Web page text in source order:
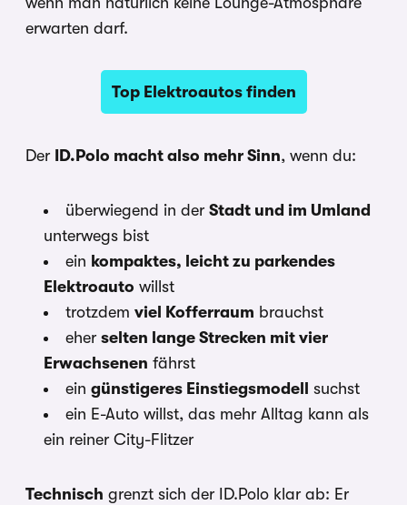
erwarten darf.
Top Elektroautos finden
Der ID.Polo macht also mehr Sinn, wenn du:
überwiegend in der Stadt und im Umland
unterwegs bist
ein kompaktes, leicht zu parkendes
Elektroauto willst
trotzdem viel Kofferraum brauchst
eher selten lange Strecken mit vier
Erwachsenen fährst
ein günstigeres Einstiegsmodell
suchst
ein E-Auto willst, das mehr Alltag kann als
ein reiner City-Flitzer
Technisch grenzt sich der ID.Polo klar ab: Er